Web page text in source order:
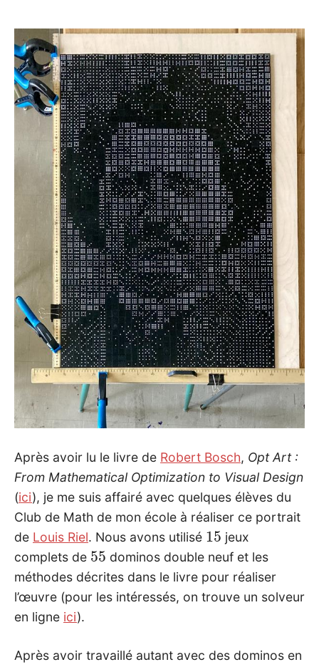
Après avoir lu le livre de Robert Bosch, Opt Art :
From Mathematical Optimization to Visual Design
(ici), je me suis affairé avec quelques élèves du
Club de Math de mon école à réaliser ce portrait
de Louis Riel. Nous avons utilisé
15
jeux
complets de
55
dominos double neuf et les
méthodes décrites dans le livre pour réaliser
l’œuvre (pour les intéressés, on trouve un solveur
en ligne ici).
Après avoir travaillé autant avec des dominos en